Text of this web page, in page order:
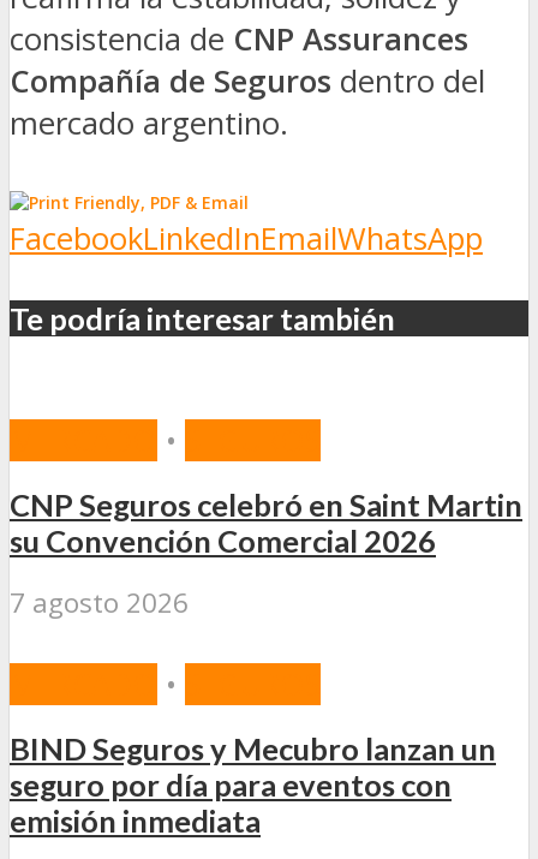
consistencia de CNP Assurances
Compañía de Seguros dentro del
mercado argentino.
FacebookLinkedInEmailWhatsApp
Te podría interesar también
•
CNP Seguros celebró en Saint Martin
su Convención Comercial 2026
7 agosto 2026
•
BIND Seguros y Mecubro lanzan un
seguro por día para eventos con
emisión inmediata